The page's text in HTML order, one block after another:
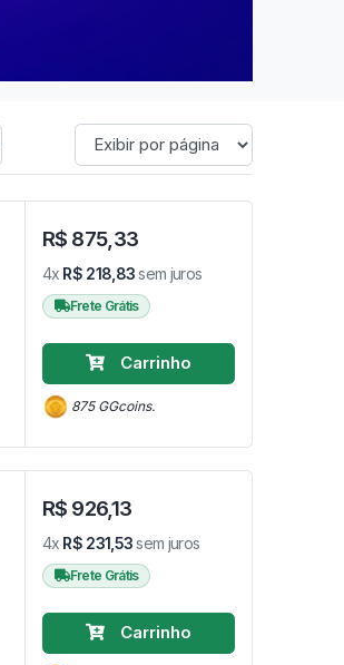
R$ 875,33
4x R$ 218,83sem juros
Frete Grátis
Carrinho
875 GGcoins.
R$ 926,13
4x R$ 231,53sem juros
Frete Grátis
Carrinho